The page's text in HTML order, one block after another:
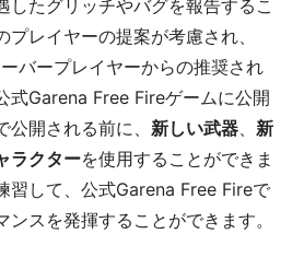
したグリッチやバグを報告するこ
レイヤーの提案が考慮され、
バープレイヤーからの推奨され
式Garena Free Fireゲームに公開
開される前に、 新しい武器
新
ラクターを使用することができま
習して、公式Garena Free Fireで
スを発揮することができます。